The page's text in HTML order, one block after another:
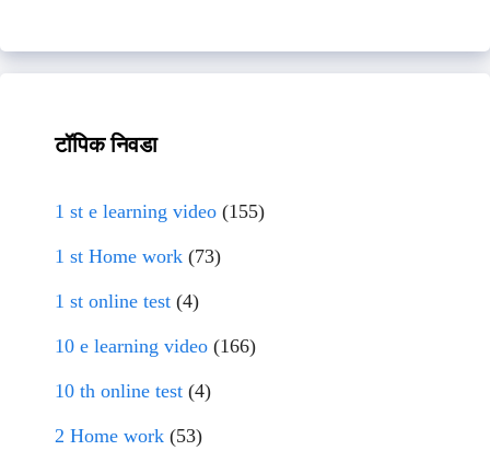
टॉपिक निवडा
1 st e learning video (155)
1 st Home work (73)
1 st online test (4)
10 e learning video (166)
10 th online test (4)
2 Home work (53)